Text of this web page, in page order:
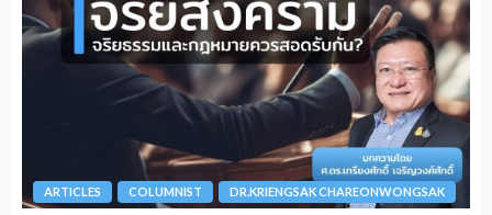
ARTICLES COLUMNIST DR.KRIENGSAK CHAREONWONGSAK